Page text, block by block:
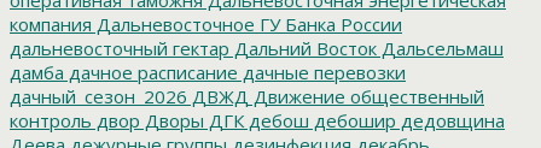
компания Дальневосточное ГУ Банка России
дальневосточный гектар Дальний Восток Дальсельмаш
дамба дачное расписание дачные перевозки
дачный_сезон_2026 ДВЖД Движение общественный
контроль двор Дворы ДГК дебош дебошир дедовщина